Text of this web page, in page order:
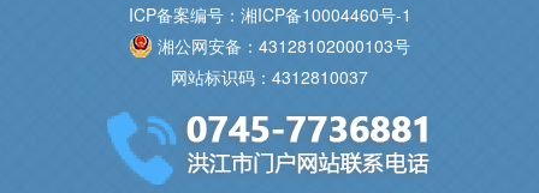
ICP备案编号：湘ICP备10004460号-1
湘公网安备：43128102000103号
网站标识码：4312810037